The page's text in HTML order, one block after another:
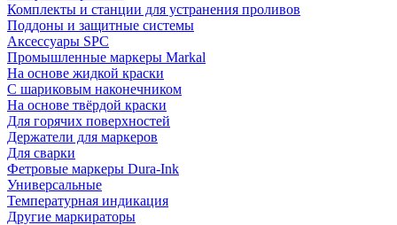
Комплекты и станции для устранения проливов
Поддоны и защитные системы
Аксессуары SPC
Промышленные маркеры Markal
На основе жидкой краски
С шариковым наконечником
На основе твёрдой краски
Для горячих поверхностей
Держатели для маркеров
Для сварки
Фетровые маркеры Dura-Ink
Универсальные
Температурная индикация
Другие маркираторы